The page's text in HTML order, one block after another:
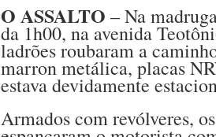
O ASSALTO – Na
da 1h00, na avenida
ladrões roubaram a
marron metálica, placas
estava devidamente
Armados com revólveres,